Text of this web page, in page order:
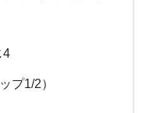
4
プ1/2）